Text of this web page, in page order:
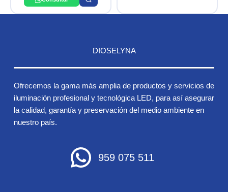
DIOSELYNA
Ofrecemos la gama más amplia de productos y servicios de
iluminación profesional y tecnológica LED, para así asegurar
la calidad, garantía y preservación del medio ambiente en
nuestro país.
959 075 511